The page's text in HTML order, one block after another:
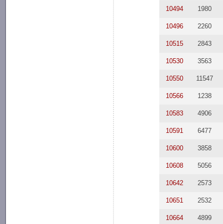
10494 1980
10496 2260
10515 2843
10530 3563
10550 11547
10566 1238
10583 4906
10591 6477
10600 3858
10608 5056
10642 2573
10651 2532
10664 4899